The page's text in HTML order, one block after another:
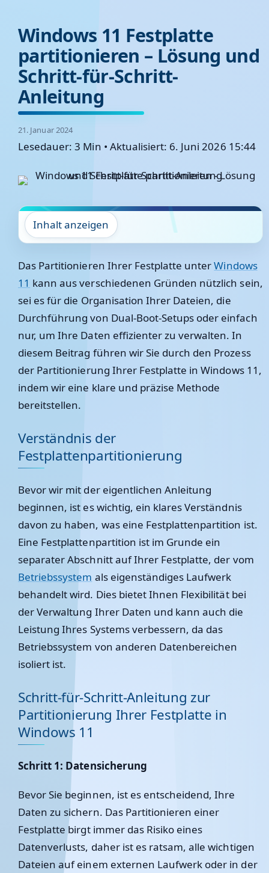
Windows 11 Festplatte
partitionieren – Lösung und
Schritt-für-Schritt-
Anleitung
21. Januar 2024
Lesedauer: 3 Min • Aktualisiert: 6. Juni 2026 15:44
Inhalt anzeigen
Das Partitionieren Ihrer Festplatte unterWindows
11 kann aus verschiedenen Gründen nützlich sein,
sei es für die Organisation Ihrer Dateien, die
Durchführung von Dual-Boot-Setups oder einfach
nur, um Ihre Daten effizienter zu verwalten. In
diesem Beitrag führen wir Sie durch den Prozess
der Partitionierung Ihrer Festplatte in Windows 11,
indem wir eine klare und präzise Methode
bereitstellen.
Verständnis der
Festplattenpartitionierung
Bevor wir mit der eigentlichen Anleitung
beginnen, ist es wichtig, ein klares Verständnis
davon zu haben, was eine Festplattenpartition ist.
Eine Festplattenpartition ist im Grunde ein
separater Abschnitt auf Ihrer Festplatte, der vom
Betriebssystem als eigenständiges Laufwerk
behandelt wird. Dies bietet Ihnen Flexibilität bei
der Verwaltung Ihrer Daten und kann auch die
Leistung Ihres Systems verbessern, da das
Betriebssystem von anderen Datenbereichen
isoliert ist.
Schritt-für-Schritt-Anleitung zur
Partitionierung Ihrer Festplatte in
Windows 11
Schritt 1: Datensicherung
Bevor Sie beginnen, ist es entscheidend, Ihre
Daten zu sichern. Das Partitionieren einer
Festplatte birgt immer das Risiko eines
Datenverlusts, daher ist es ratsam, alle wichtigen
Dateien auf einem externen Laufwerk oder in der